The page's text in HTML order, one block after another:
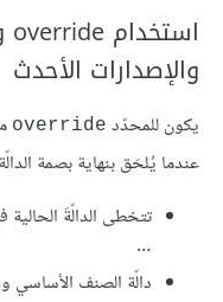
والإصدارات الأحدث
يكون للمحدّد ‎override‎
عندما يُلحَق بنهاية بصمة
…
دالّة الصنف الأساسي